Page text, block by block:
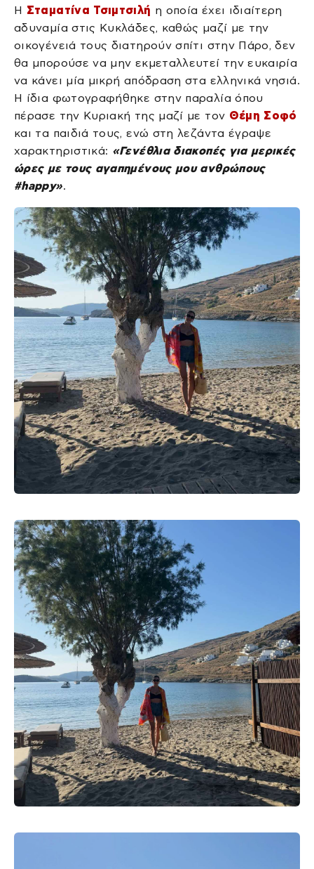
Η Σταματίνα Τσιμτσιλή η οποία έχει ιδιαίτερη
αδυναμία στις Κυκλάδες, καθώς μαζί με την
οικογένειά τους διατηρούν σπίτι στην Πάρο, δεν
θα μπορούσε να μην εκμεταλλευτεί την ευκαιρία
να κάνει μία μικρή απόδραση στα ελληνικά νησιά.
Η ίδια φωτογραφήθηκε στην παραλία όπου
πέρασε την Κυριακή της μαζί με τον Θέμη Σοφό
και τα παιδιά τους, ενώ στη λεζάντα έγραψε
χαρακτηριστικά: «Γενέθλια διακοπές για μερικές
ώρες με τους αγαπημένους μου ανθρώπους
#happy».